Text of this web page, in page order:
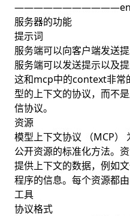
服务器的功能
提示词
服务端可以向客户端发送
服务端可以发送提示以及
这和mcp中的context非常
型的上下文的协议，而不
信协议。
资源
模型上下文协议 （MCP）
公开资源的标准化方法。
提供上下文的数据，例如
程序的信息。每个资源都由
工具
协议格式